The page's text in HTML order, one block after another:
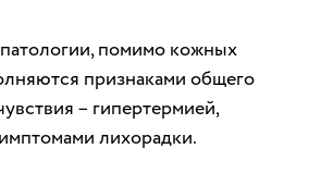
помимо кожных
признаками общего
– гипертермией,
лихорадки.